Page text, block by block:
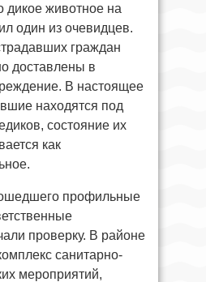
дикое животное на
один из очевидцев.
граждан
доставлены в
В настоящее
находятся под
состояние их
как
профильные
проверку. В районе
санитарно-
мероприятий,